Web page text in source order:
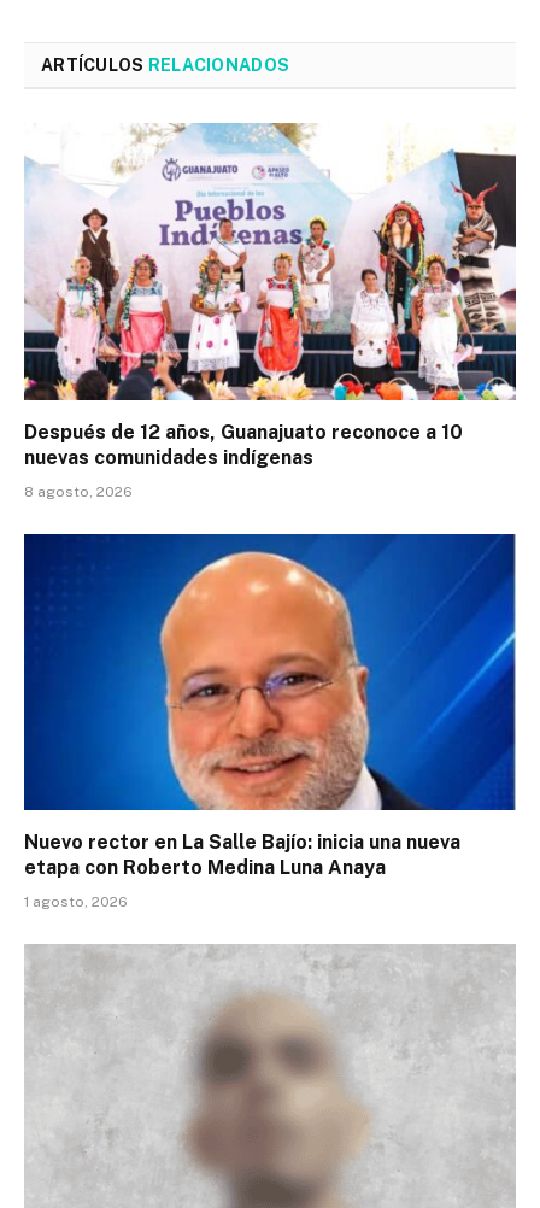
ARTÍCULOS RELACIONADOS
Después de 12 años, Guanajuato reconoce a 10
nuevas comunidades indígenas
8 agosto, 2026
Nuevo rector en La Salle Bajío: inicia una nueva
etapa con Roberto Medina Luna Anaya
1 agosto, 2026